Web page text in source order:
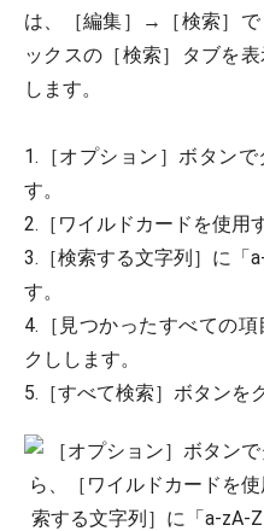
は、［編集］→［検索］
ックスの［検索］タブを
します。
1.［オプション］ボタン
す。
2.［ワイルドカードを使用
3.［検索する文字列］に「
す。
4.［見つかったすべての
クしします。
5.［すべて検索］ボタンを